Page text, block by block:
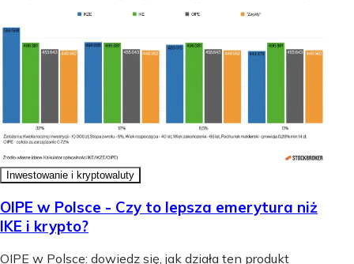
Inwestowanie i kryptowaluty
OIPE w Polsce - Czy to lepsza emerytura niż
IKE i krypto?
OIPE w Polsce: dowiedz się, jak działa ten produkt